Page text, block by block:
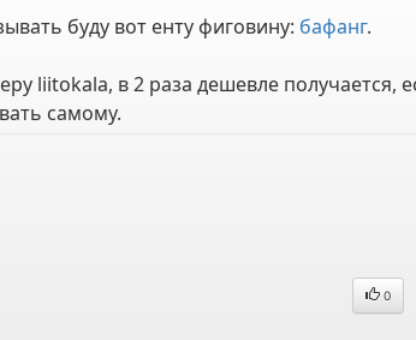
буду вот енту фиговину: бафанг.
liitokala, в 2 раза дешевле получается,
самому.
0